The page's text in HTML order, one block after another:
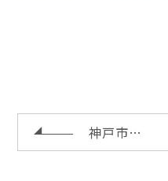
w a
o
o
k
n n
st
神戸市灘区ＴＡ様邸の完成内覧会